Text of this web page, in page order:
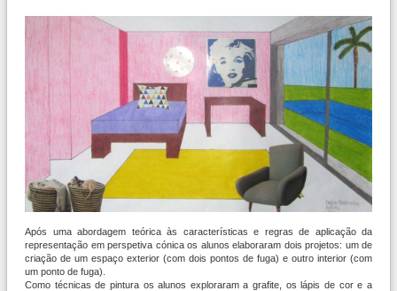
Após uma abordagem teórica às características e regras de aplicação da
representação em perspetiva cónica os alunos elaboraram dois projetos: um de
criação de um espaço exterior (com dois pontos de fuga) e outro interior (com
um ponto de fuga).
Como técnicas de pintura os alunos exploraram a grafite, os lápis de cor e a